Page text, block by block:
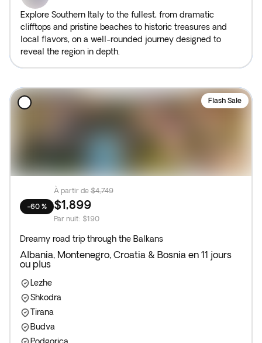
Explore Southern Italy to the fullest, from dramatic
clifftops and pristine beaches to historic treasures and
local flavors, on a well-rounded journey designed to
reveal the region in depth.
Flash Sale
-60 %
À partir de $4,749
$1,899
Par nuit: $190
Dreamy road trip through the Balkans
Albania, Montenegro, Croatia & Bosnia en 11 jours
ou plus
Lezhe
Shkodra
Tirana
Budva
Podgorica